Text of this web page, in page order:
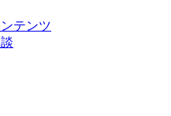
テンツ